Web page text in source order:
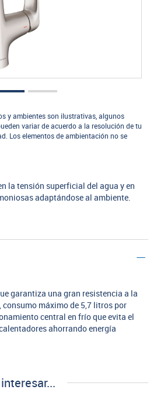
y ambientes son ilustrativas, algunos
variar de acuerdo a la resolución de tu
Los elementos de ambientación no se
la tensión superficial del agua y en
adaptándose al ambiente.
garantiza una gran resistencia a la
máximo de 5,7 litros por
central en frío que evita el
ahorrando energía